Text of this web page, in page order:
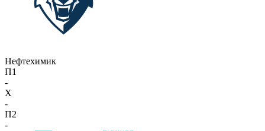
Нефтехимик
П1
-
X
-
П2
-